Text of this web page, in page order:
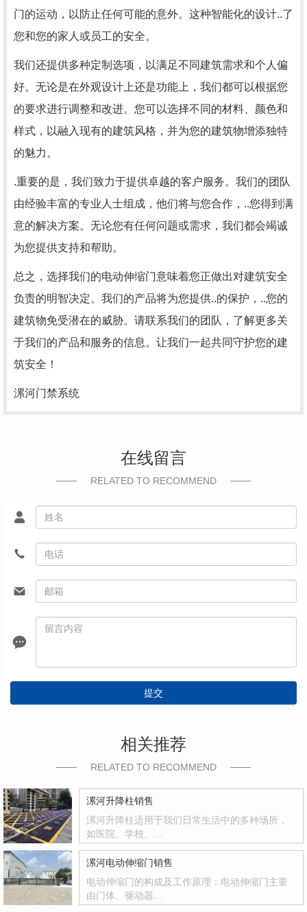
门的运动，以防止任何可能的意外。这种智能化的设计..了
您和您的家人或员工的安全。
我们还提供多种定制选项，以满足不同建筑需求和个人偏
好。无论是在外观设计上还是功能上，我们都可以根据您
的要求进行调整和改进。您可以选择不同的材料、颜色和
样式，以融入现有的建筑风格，并为您的建筑物增添独特
的魅力。
.重要的是，我们致力于提供卓越的客户服务。我们的团队
由经验丰富的专业人士组成，他们将与您合作，..您得到满
意的解决方案。无论您有任何问题或需求，我们都会竭诚
为您提供支持和帮助。
总之，选择我们的电动伸缩门意味着您正做出对建筑安全
负责的明智决定。我们的产品将为您提供..的保护，..您的
建筑物免受潜在的威胁。请联系我们的团队，了解更多关
于我们的产品和服务的信息。让我们一起共同守护您的建
筑安全！
漯河门禁系统
在线留言
RELATED TO RECOMMEND
提交
相关推荐
RELATED TO RECOMMEND
漯河升降柱销售
漯河升降柱适用于我们日常生活中的多种场所，
如医院、学校、…
漯河电动伸缩门销售
电动伸缩门的构成及工作原理：电动伸缩门主要
由门体、驱动器…